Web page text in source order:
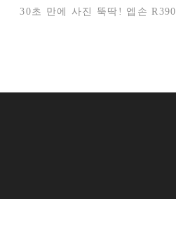
30초 만에 사진 뚝딱! 엡손 R390